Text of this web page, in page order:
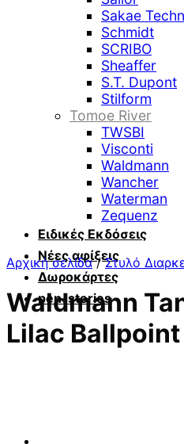
Sakae
Schmidt
SCRIBO
Sheaffer
S.T. Dupont
Stilform
Tomoe River
TWSBI
Visconti
Waldmann
Wancher
Waterman
Zequenz
Ειδικές Εκδόσεις
Νέες αφίξεις
Δωροκάρτες
pen-stories
Αρχική σελίδα / Στυλό
Waldmann
Lilac